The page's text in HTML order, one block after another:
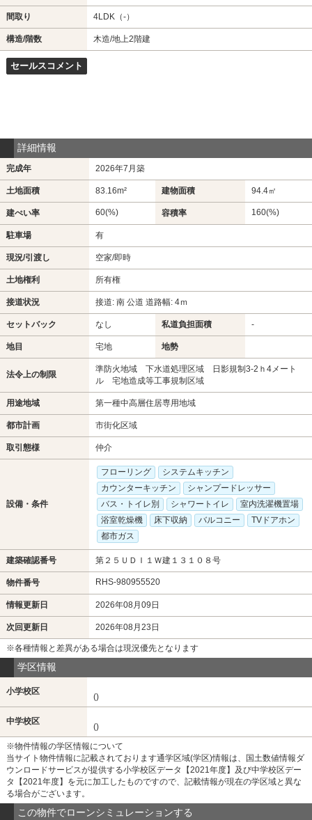
間取り 4LDK（-）
構造/階数 木造/地上2階建
セールスコメント
詳細情報
完成年 2026年7月築
土地面積 83.16m² 建物面積 94.4㎡
建ぺい率 60(%) 容積率 160(%)
駐車場 有
現況/引渡し 空家/即時
土地権利 所有権
接道状況 接道: 南 公道 道路幅: 4ｍ
セットバック なし 私道負担面積 -
地目 宅地 地勢
法令上の制限
準防火地域 下水道処理区域 日影規制3-2ｈ4メート
ル 宅地造成等工事規制区域
用途地域 第一種中高層住居専用地域
都市計画 市街化区域
取引態様 仲介
設備・条件
フローリング
システムキッチン
カウンターキッチン
シャンプードレッサー
バス・トイレ別
シャワートイレ
室内洗濯機置場
浴室乾燥機
床下収納 バルコニー
TVドアホン
都市ガス
建築確認番号 第２５ＵＤＩ１Ｗ建１３１０８号
物件番号 RHS-980955520
情報更新日 2026年08月09日
次回更新日 2026年08月23日
※各種情報と差異がある場合は現況優先となります
学区情報
小学校区
()
中学校区
()
※物件情報の学区情報について
当サイト物件情報に記載されております通学区域(学区)情報は、国土数値情報ダ
ウンロードサービスが提供する小学校区データ【2021年度】及び中学校区デー
タ【2021年度】を元に加工したものですので、記載情報が現在の学区域と異な
る場合がございます。
この物件でローンシミュレーションする